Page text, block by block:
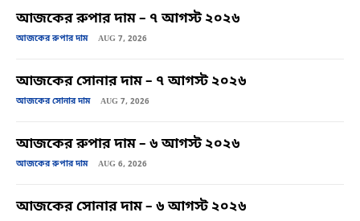
আজকের রুপার দাম – ৭ আগস্ট ২০২৬
আজকের রুপার দাম AUG 7, 2026
আজকের সোনার দাম – ৭ আগস্ট ২০২৬
আজকের সোনার দাম AUG 7, 2026
আজকের রুপার দাম – ৬ আগস্ট ২০২৬
আজকের রুপার দাম AUG 6, 2026
আজকের সোনার দাম – ৬ আগস্ট ২০২৬